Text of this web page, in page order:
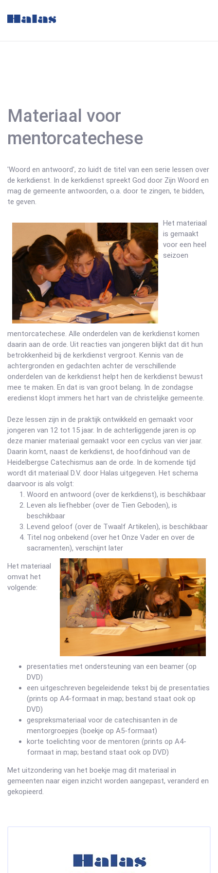
Materiaal voor
mentorcatechese
'Woord en antwoord', zo luidt de titel van een serie lessen over
de kerkdienst. In de kerkdienst spreekt God door Zijn Woord en
mag de gemeente antwoorden, o.a. door te zingen, te bidden,
te geven.
Het materiaal
is gemaakt
voor een heel
seizoen
mentorcatechese. Alle onderdelen van de kerkdienst komen
daarin aan de orde. Uit reacties van jongeren blijkt dat dit hun
betrokkenheid bij de kerkdienst vergroot. Kennis van de
achtergronden en gedachten achter de verschillende
onderdelen van de kerkdienst helpt hen de kerkdienst bewust
mee te maken. En dat is van groot belang. In de zondagse
eredienst klopt immers het hart van de christelijke gemeente.
Deze lessen zijn in de praktijk ontwikkeld en gemaakt voor
jongeren van 12 tot 15 jaar. In de achterliggende jaren is op
deze manier materiaal gemaakt voor een cyclus van vier jaar.
Daarin komt, naast de kerkdienst, de hoofdinhoud van de
Heidelbergse Catechismus aan de orde. In de komende tijd
wordt dit materiaal D.V. door Halas uitgegeven. Het schema
daarvoor is als volgt:
Woord en antwoord (over de kerkdienst), is beschikbaar
Leven als liefhebber (over de Tien Geboden), is
beschikbaar
Levend geloof (over de Twaalf Artikelen), is beschikbaar
Titel nog onbekend (over het Onze Vader en over de
sacramenten), verschijnt later
Het materiaal
omvat het
volgende:
presentaties met ondersteuning van een beamer (op
DVD)
een uitgeschreven begeleidende tekst bij de presentaties
(prints op A4-formaat in map; bestand staat ook op
DVD)
gespreksmateriaal voor de catechisanten in de
mentorgroepjes (boekje op A5-formaat)
korte toelichting voor de mentoren (prints op A4-
formaat in map; bestand staat ook op DVD)
Met uitzondering van het boekje mag dit materiaal in
gemeenten naar eigen inzicht worden aangepast, veranderd en
gekopieerd.